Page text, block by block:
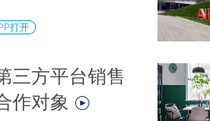
打开
三方平台销售
作对象